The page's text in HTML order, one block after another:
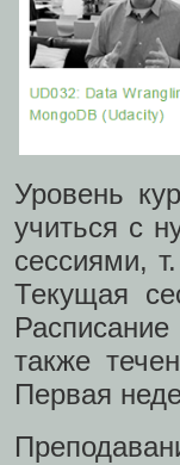
Уровень
учиться с
сессиями,
Текущая
также
Первая